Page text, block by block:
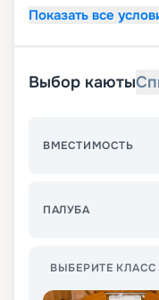
Показать все
Выбор каюты
ВМЕСТИМОСТЬ
ПАЛУБА
ВЫБЕРИТЕ